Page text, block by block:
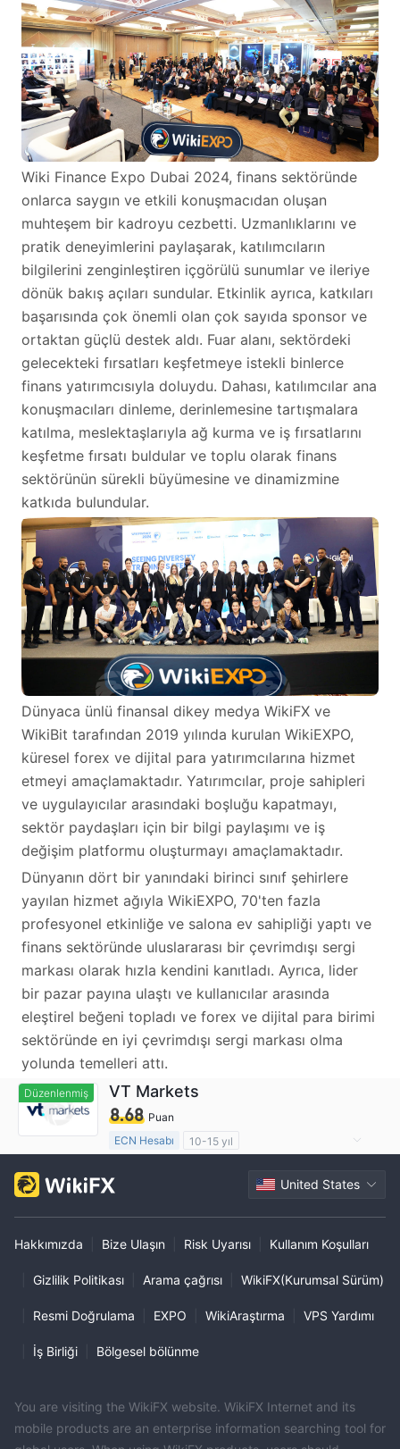
Wiki Finance Expo Dubai 2024, finans sektöründe
onlarca saygın ve etkili konuşmacıdan oluşan
muhteşem bir kadroyu cezbetti. Uzmanlıklarını ve
pratik deneyimlerini paylaşarak, katılımcıların
bilgilerini zenginleştiren içgörülü sunumlar ve ileriye
dönük bakış açıları sundular. Etkinlik ayrıca, katkıları
başarısında çok önemli olan çok sayıda sponsor ve
ortaktan güçlü destek aldı. Fuar alanı, sektördeki
gelecekteki fırsatları keşfetmeye istekli binlerce
finans yatırımcısıyla doluydu. Dahası, katılımcılar ana
konuşmacıları dinleme, derinlemesine tartışmalara
katılma, meslektaşlarıyla ağ kurma ve iş fırsatlarını
keşfetme fırsatı buldular ve toplu olarak finans
sektörünün sürekli büyümesine ve dinamizmine
katkıda bulundular.
Dünyaca ünlü finansal dikey medya WikiFX ve
WikiBit tarafından 2019 yılında kurulan WikiEXPO,
küresel forex ve dijital para yatırımcılarına hizmet
etmeyi amaçlamaktadır. Yatırımcılar, proje sahipleri
ve uygulayıcılar arasındaki boşluğu kapatmayı,
sektör paydaşları için bir bilgi paylaşımı ve iş
değişim platformu oluşturmayı amaçlamaktadır.
Dünyanın dört bir yanındaki birinci sınıf şehirlere
yayılan hizmet ağıyla WikiEXPO, 70'ten fazla
profesyonel etkinliğe ve salona ev sahipliği yaptı ve
finans sektöründe uluslararası bir çevrimdışı sergi
markası olarak hızla kendini kanıtladı. Ayrıca, lider
bir pazar payına ulaştı ve kullanıcılar arasında
eleştirel beğeni topladı ve forex ve dijital para birimi
sektöründe en iyi çevrimdışı sergi markası olma
yolunda temelleri attı.
Düzenlenmiş VT Markets
8.68 Puan
ECN Hesabı
10-15 yıl
MT4 Tam LisansUnited States
Hakkımızda Bize Ulaşın Risk Uyarısı Kullanım Koşulları
Gizlilik Politikası Arama çağrısı WikiFX(Kurumsal Sürüm)
Resmi Doğrulama EXPO WikiAraştırma VPS Yardımı
İş Birliği Bölgesel bölünme
You are visiting the WikiFX website. WikiFX Internet and its
mobile products are an enterprise information searching tool for